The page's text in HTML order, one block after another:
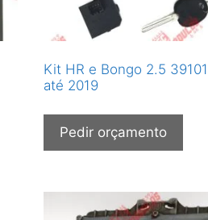
Kit HR e Bongo 2.5
até 2019
Pedir orçamento